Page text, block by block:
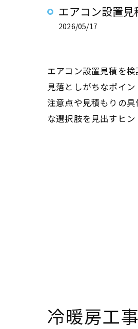
エアコン設置
2026/05/17
エアコン設置見積を
見落としがちなポイ
注意点や見積もりの
な選択肢を見出すヒン
冷暖房工